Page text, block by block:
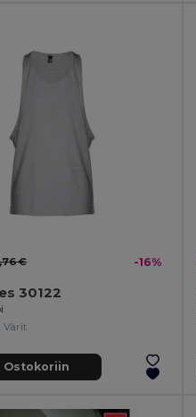
€ -16%
30122
Värit
Ostokoriin